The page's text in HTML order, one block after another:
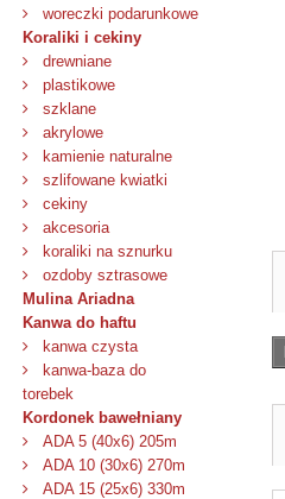
woreczki podarunkowe
Koraliki i cekiny
drewniane
plastikowe
szklane
akrylowe
kamienie naturalne
szlifowane kwiatki
cekiny
akcesoria
koraliki na sznurku
ozdoby sztrasowe
Mulina Ariadna
Kanwa do haftu
kanwa czysta
kanwa-baza do
torebek
Kordonek bawełniany
ADA 5 (40x6) 205m
ADA 10 (30x6) 270m
ADA 15 (25x6) 330m